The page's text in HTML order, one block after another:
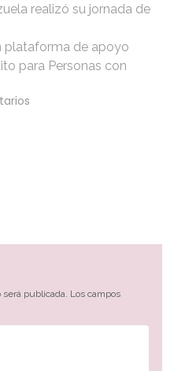
realizó su jornada de
plataforma de apoyo
para Personas con
será publicada. Los campos